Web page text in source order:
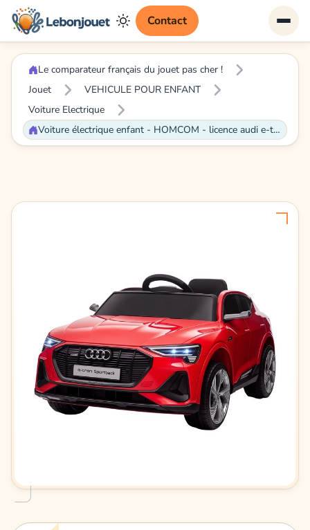
Contact
Le comparateur français du jouet pas cher !
Jouet
VEHICULE POUR ENFANT
Voiture Electrique
Voiture électrique enfant - HOMCOM - licence audi e-tron sportback 12V télécommande LED MP3 USB - PP - rouge